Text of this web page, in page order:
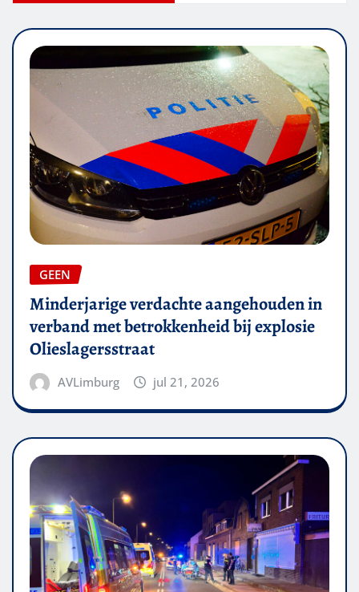
GEEN
Minderjarige verdachte aangehouden in
verband met betrokkenheid bij explosie
Olieslagersstraat
AVLimburg jul 21, 2026